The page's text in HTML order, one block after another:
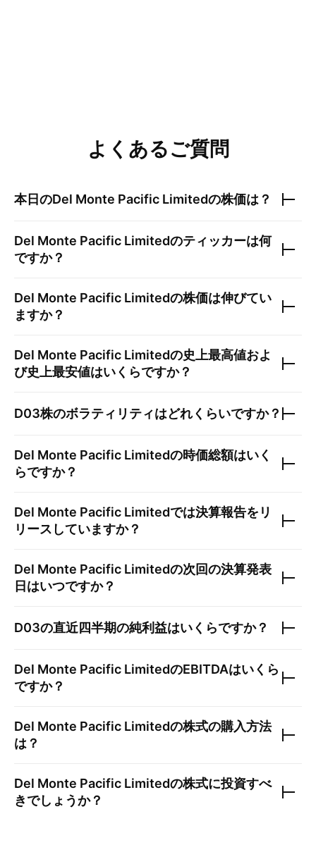
よくあるご質問
本日のDel Monte Pacific Limitedの株価は？
Del Monte Pacific Limitedのティッカーは何
ですか？
Del Monte Pacific Limitedの株価は伸びてい
ますか？
Del Monte Pacific Limitedの史上最高値およ
び史上最安値はいくらですか？
D03株のボラティリティはどれくらいですか？
Del Monte Pacific Limitedの時価総額はいく
らですか？
Del Monte Pacific Limitedでは決算報告をリ
リースしていますか？
Del Monte Pacific Limitedの次回の決算発表
日はいつですか？
D03の直近四半期の純利益はいくらですか？
Del Monte Pacific LimitedのEBITDAはいくら
ですか？
Del Monte Pacific Limitedの株式の購入方法
は？
Del Monte Pacific Limitedの株式に投資すべ
きでしょうか？